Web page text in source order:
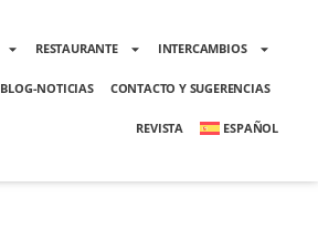
RESTAURANTE INTERCAMBIOS
BLOG-NOTICIAS CONTACTO Y SUGERENCIAS
REVISTA ESPAÑOL